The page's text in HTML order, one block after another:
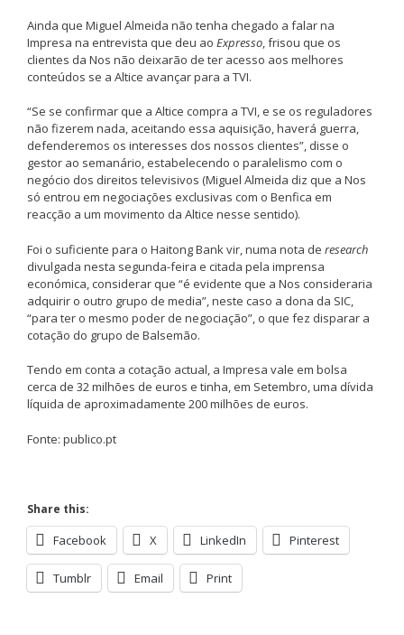
Ainda que Miguel Almeida não tenha chegado a falar na
Impresa na entrevista que deu ao Expresso , frisou que os
clientes da Nos não deixarão de ter acesso aos melhores
conteúdos se a Altice avançar para a TVI.
“Se se confirmar que a Altice compra a TVI, e se os reguladores
não fizerem nada, aceitando essa aquisição, haverá guerra,
defenderemos os interesses dos nossos clientes”, disse o
gestor ao semanário, estabelecendo o paralelismo com o
negócio dos direitos televisivos (Miguel Almeida diz que a Nos
só entrou em negociações exclusivas com o Benfica em
reacção a um movimento da Altice nesse sentido).
Foi o suficiente para o Haitong Bank vir, numa nota de research
divulgada nesta segunda-feira e citada pela imprensa
económica, considerar que “é evidente que a Nos consideraria
adquirir o outro grupo de media”, neste caso a dona da SIC,
“para ter o mesmo poder de negociação”, o que fez disparar a
cotação do grupo de Balsemão.
Tendo em conta a cotação actual, a Impresa vale em bolsa
cerca de 32 milhões de euros e tinha, em Setembro, uma dívida
líquida de aproximadamente 200 milhões de euros.
Fonte: publico.pt
Share this:
Facebook X LinkedIn Pinterest
Tumblr Email Print